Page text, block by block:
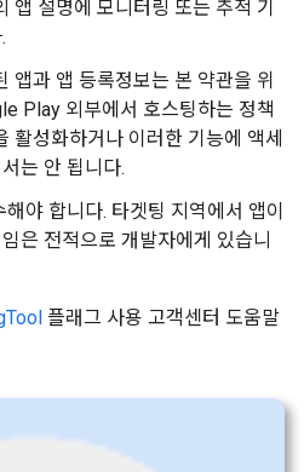
앱 설명에 모니터링 또는 추적 기
앱과 앱 등록정보는 본 약관을 위
Play 외부에서 호스팅하는 정책
활성화하거나 이러한 기능에 액세
는 안 됩니다.
야 합니다. 타겟팅 지역에서 앱이
은 전적으로 개발자에게 있습니
플래그 사용 고객센터 도움말